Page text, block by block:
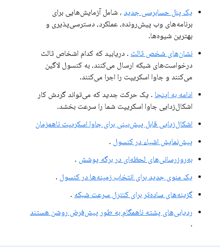
یک پنل حسابرسی جدید ، شامل آزمایش‌هایی برای
برنامه‌های وب پیش‌رونده، عملکرد، دسترسی‌پذیری و
بهترین شیوه‌ها.
نشان‌های شخص ثالث . دریابید که کدام اشخاص ثالث
درخواست‌های شبکه ارسال می‌کنند، به کنسول لاگین
می‌کنند و جاوا اسکریپت را اجرا می‌کنند.
ادامه به اینجا . یک حرکت جدید که می‌تواند گردش کار
اشکال‌زدایی جاوا اسکریپت شما را سرعت بخشد.
اشکال‌زدایی قابل پیش‌بینی برای جاوا اسکریپت ناهمزمان
پیش‌نمایش اشیاء در کنسول .
به‌روزرسانی‌های لحظه‌ای در برگه پوشش .
یک منوی جدید برای انتخاب زمینه‌ها در کنسول .
گزینه‌های ساده‌تر برای کنترل سرعت شبکه .
ردیابی‌های پشته ناهمگام به طور پیش‌فرض روشن هستند
.